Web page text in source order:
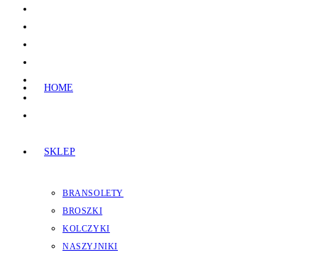
HOME
SKLEP
BRANSOLETY
BROSZKI
KOLCZYKI
NASZYJNIKI